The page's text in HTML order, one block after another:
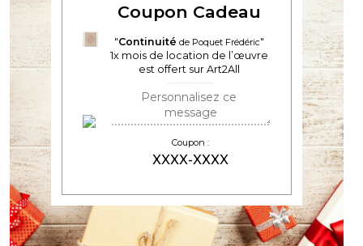
Coupon Cadeau
Continuité de Poquet Frédéric
1x mois de location de l’œuvre
est offert sur Art2All
Coupon :
XXXX-XXXX